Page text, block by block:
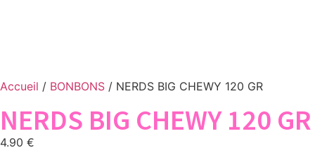
Accueil / BONBONS / NERDS BIG CHEWY 120 GR
NERDS BIG CHEWY 120 GR
4.90 €